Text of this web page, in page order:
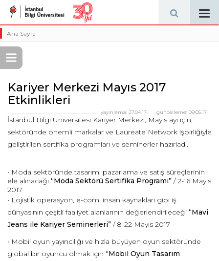
Ana Sayfa
Kariyer Merkezi Mayıs 2017
Etkinlikleri
güncelleme: 09.05.17
yayınlama: 27.04.17
İstanbul Bilgi Üniversitesi Kariyer Merkezi, Mayıs ayı için,
sektöründe önemli markalar ve Laureate Network işbirliğiyle
geliştirilen sertifika programları ve seminerler hazırladı.
• Moda sektöründe tasarım, pazarlama ve satış süreçlerinin
ele alınacağı “Moda Sektörü Sertifika Programı” / 2-16 Mayıs
2017
• Lojistik operasyon, e-com, insan kaynakları gibi iş
dünyasının çeşitli faaliyet alanlarının değerlendirileceği “Mavi
Jeans ile Kariyer Seminerleri” / 8-22 Mayıs 2017
• Mobil oyun yayıncılığı ve hızla büyüyen oyun sektöründe
global bir oyuncu olmak için “Mobil Oyun Tasarım